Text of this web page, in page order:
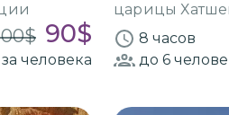
$ 90$
за человека
царицы
8 часов
до 6